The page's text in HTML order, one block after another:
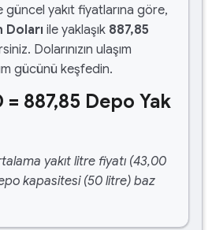
güncel yakıt fiyatlarına göre,
Doları ile yaklaşık 887,85
Dolarınızın ulaşım
gücünü keşfedin.
= 887,85 Depo Yak
yakıt litre fiyatı (43,00
kapasitesi (50 litre) baz